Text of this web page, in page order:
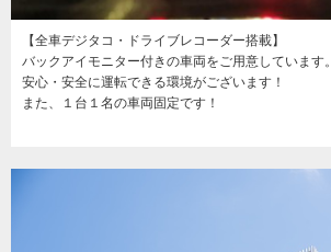
【全車デジタコ・ドライブレコーダー搭載】
バックアイモニター付きの車両をご用意しています。
安心・安全に運転できる環境がございます！
また、１台１名の車両固定です！